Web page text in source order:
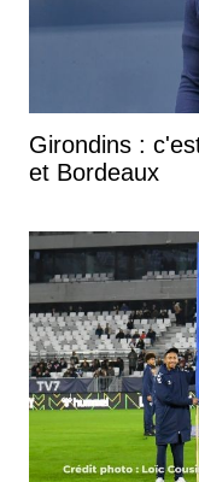
Girondins :
et Bordeaux